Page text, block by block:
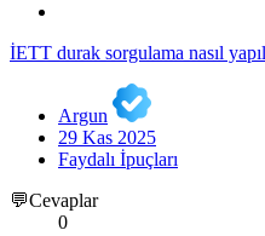
İETT durak sorgulama nasıl
Argun
29 Kas 2025
Faydalı İpuçları
💬Cevaplar
0